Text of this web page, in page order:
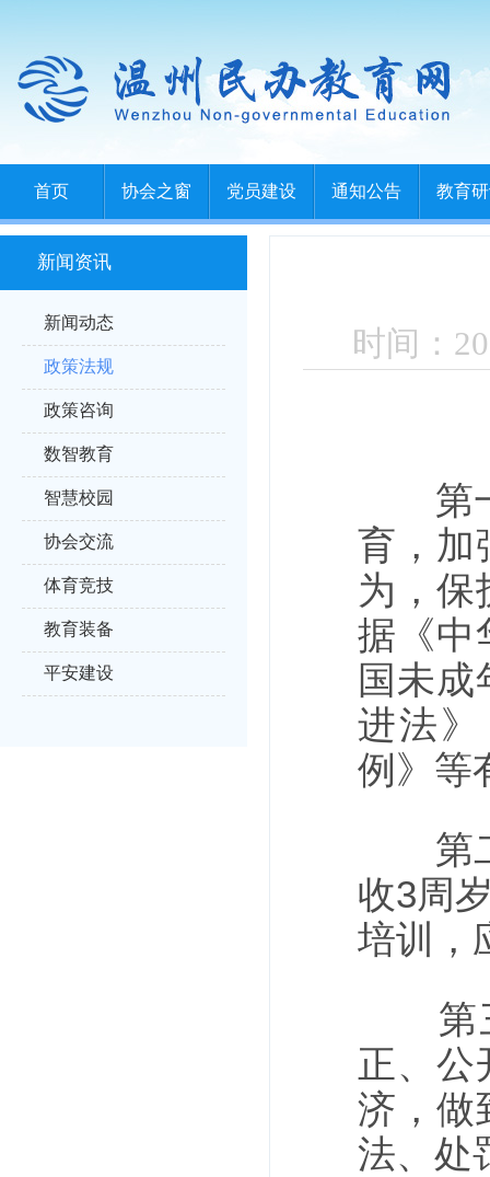
首页 协会之窗 党员建设 通知公告 教育
新闻资讯
新闻动态
政策法规
政策咨询
数智教育
智慧校园
协会交流
体育竞技
教育装备
平安建设
时间：
第一
育，加
为，保
据《中
国未
进法
例》等
第二
收3周
培训，
第三
正、公
济，做
法、处